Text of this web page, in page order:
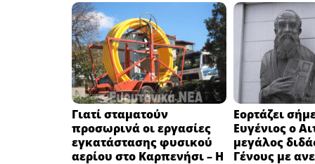
Γιατί σταματούν
προσωρινά οι εργασίες
εγκατάστασης φυσικού
αερίου στο Καρπενήσι – Η
Εορτάζει
Ευγένιος ο
μεγάλος
Γένους με